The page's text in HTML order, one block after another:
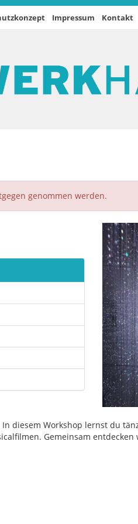
Impressum Kontakt
genommen werden.
diesem Workshop lernst du
Gemeinsam entdecken